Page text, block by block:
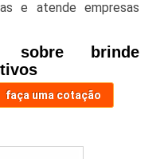
e atende empresas
sobre brinde
faça uma cotação